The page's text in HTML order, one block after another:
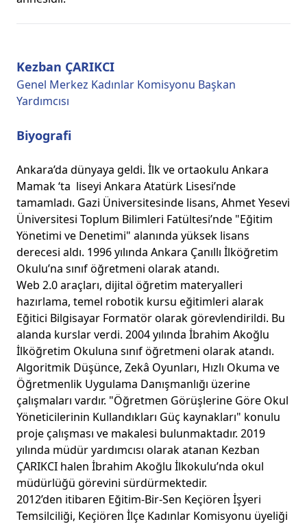
Kezban ÇARIKCI
Genel Merkez Kadınlar Komisyonu Başkan
Yardımcısı
Biyografi
Ankara’da dünyaya geldi. İlk ve ortaokulu Ankara
Mamak ‘ta liseyi Ankara Atatürk Lisesi’nde
tamamladı. Gazi Üniversitesinde lisans, Ahmet Yesevi
Üniversitesi Toplum Bilimleri Fatültesi’nde "Eğitim
Yönetimi ve Denetimi" alanında yüksek lisans
derecesi aldı. 1996 yılında Ankara Çanıllı İlköğretim
Okulu’na sınıf öğretmeni olarak atandı.
Web 2.0 araçları, dijital öğretim materyalleri
hazırlama, temel robotik kursu eğitimleri alarak
Eğitici Bilgisayar Formatör olarak görevlendirildi. Bu
alanda kurslar verdi. 2004 yılında İbrahim Akoğlu
İlköğretim Okuluna sınıf öğretmeni olarak atandı.
Algoritmik Düşünce, Zekâ Oyunları, Hızlı Okuma ve
Öğretmenlik Uygulama Danışmanlığı üzerine
çalışmaları vardır. "Öğretmen Görüşlerine Göre Okul
Yöneticilerinin Kullandıkları Güç kaynakları" konulu
proje çalışması ve makalesi bulunmaktadır. 2019
yılında müdür yardımcısı olarak atanan Kezban
ÇARIKCI halen İbrahim Akoğlu İlkokulu’nda okul
müdürlüğü görevini sürdürmektedir.
2012’den itibaren Eğitim-Bir-Sen Keçiören İşyeri
Temsilciliği, Keçiören İlçe Kadınlar Komisyonu üyeliği